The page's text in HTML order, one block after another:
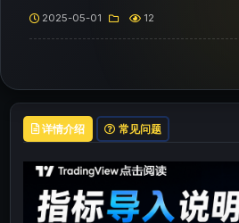
2025-05-01 12
详情介绍 常见问题